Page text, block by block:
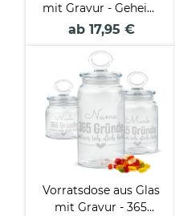
mit Gravur - Geheim
Vorrat - mit Name -
ab 17,95 €
Vorratsdose aus Glas
mit Gravur - 365